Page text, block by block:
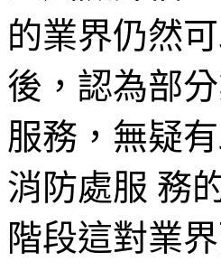
的業界仍然
後，認為部
服務，無疑
消防處服 務
階段這對業